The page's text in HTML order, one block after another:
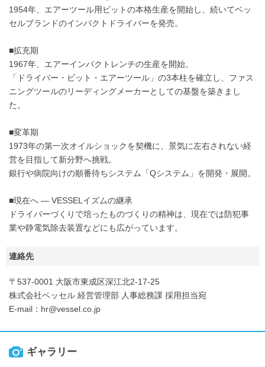
1954年、エアーツール用ビットの本格生産を開始し、続いてベッ
セルブランドのインパクトドライバーを発売。
■拡充期
1967年、エアーインパクトレンチの生産を開始。
「ドライバー・ビット・エアーツール」の3本柱を確立し、ファス
ニングツールのリーディングメーカーとしての基盤を築きまし
た。
■変革期
1973年の第一次オイルショックを契機に、景気に左右されない経
営を目指して新分野へ挑戦。
銀行や病院向けの順番待ちシステム「Qシステム」を開発・展開。
■現在へ ― VESSELイズムの継承
ドライバーづくりで培ったものづくりの精神は、現在では防犯事
業や静電気除去装置などにも広がっています。
連絡先
〒537-0001 大阪市東成区深江北2-17-25
株式会社ベッセル 経営管理部 人事総務課 採用担当宛
E-mail：hr@vessel.co.jp
ギャラリー